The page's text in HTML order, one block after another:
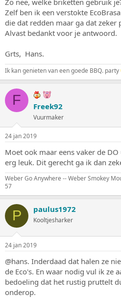
Zo nee, welke briketten gebruik
Zelf ben ik een verstokte
die dat redden maar ga dat zeker
Alvast bedankt voor je antwoord.
Grts, Hans.
Ik kan genieten van een goede BBQ. party
F Freek92
Vuurmaker
24 jan 2019
Moet ook maar eens vaker de
erg leuk. Dit gerecht ga ik dan
Weber Go Anywhere -- Weber Smokey
57
P paulus1972
Kooltjesharker
24 jan 2019
@hans. Inderdaad dat halen ze
de Eco's. En waar nodig vul ik ze
bedoeling dat het rustig pruttelt
onderop.